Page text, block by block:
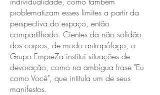
problematizam esses limites a partir da
perspectiva do espaço, então
compartilhado. Cientes da não solidão
dos corpos, de modo antropófago, o
Grupo EmpreZa institui situações de
devoração, como na ambígua frase "Eu
como Você", que intitula um de seus
manifestos.